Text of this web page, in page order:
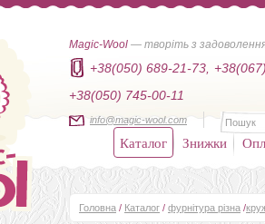
Magic-Wool — творіть з
+38(050) 689-21-73,
+38(050) 745-00-11
info@magic-wool.com
Каталог Знижки
Головна / Каталог / фурнітура різна /